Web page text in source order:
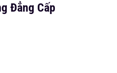
Đẳng Cấp